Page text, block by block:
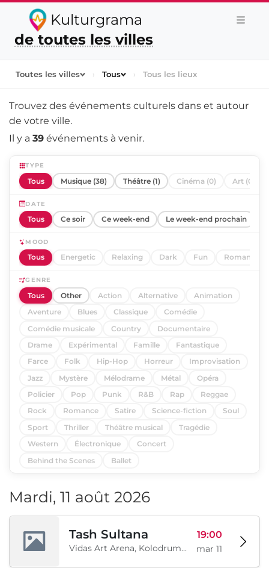
Kulturgrama
de toutes les villes
Toutes les villes › Tous › Tous les lieux
Trouvez des événements culturels dans et autour
de votre ville.
Il y a 39 événements à venir.
TYPE
Tous Musique (38) Théâtre (1) Cinéma (0) Art (0)
DATE
Tous Ce soir Ce week-end Le week-end prochain
MOOD
Tous Energetic Relaxing Dark Fun Romantic
GENRE
Tous Other Action Alternative
Animation
Aventure
Blues Classique
Comédie
Comédie musicale
Country
Documentaire
Drame
Expérimental Famille
Fantastique
Farce
Folk Hip-Hop Horreur
Improvisation
Jazz
Mystère Mélodrame Métal
Opéra
Policier
Pop Punk R&B Rap
Reggae
Rock
Romance Satire Science-fiction
Soul
Sport
Thriller Théâtre musical
Tragédie
Western
Électronique
Concert
Behind the Scenes
Ballet
Mardi, 11 août 2026
Tash Sultana
Vidas Art Arena, Kolodrum, Borisova gradina, Sofia, BG
19:00
mar 11